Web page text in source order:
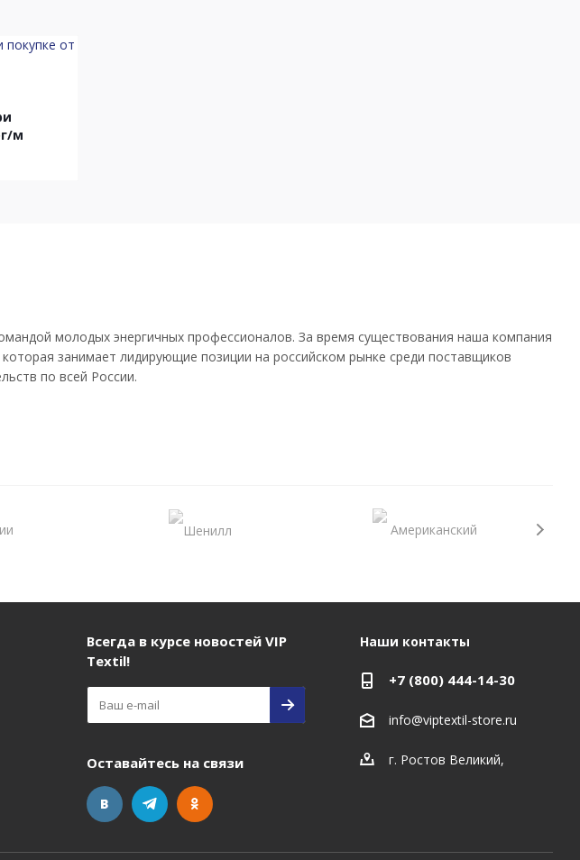
м
молодых энергичных профессионалов. За время существования наша компания
занимает лидирующие позиции на российском рынке среди поставщиков
по всей России.
Всегда в курсе новостей VIP
Textil!
Оставайтесь на связи
Наши контакты
+7 (800) 444-14-30
info@viptextil-store.ru
г. Ростов Великий,